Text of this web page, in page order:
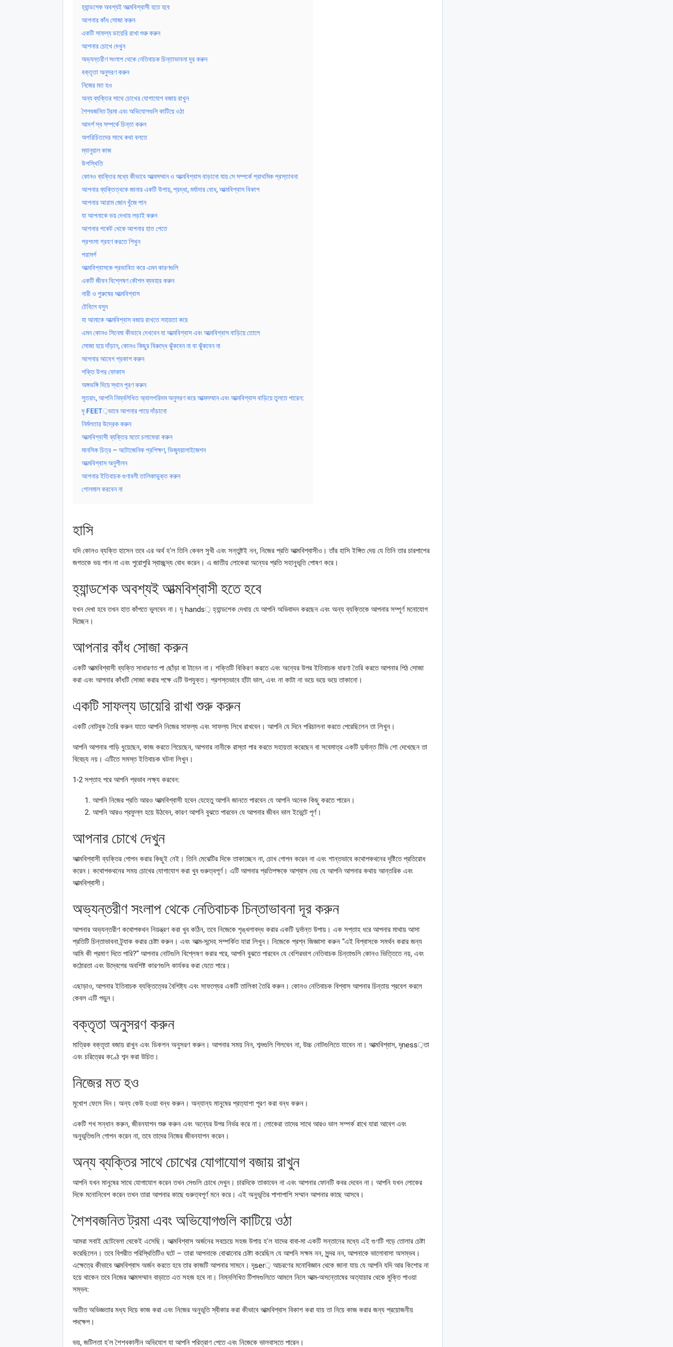
হ্যান্ডশেক অবশ্যই আত্মবিশ্বাসী হতে হবে
আপনার কাঁধ সোজা করুন
একটি সাফল্য ডায়েরি রাখা শুরু করুন
আপনার চোখে দেখুন
অভ্যন্তরীণ সংলাপ থেকে নেতিবাচক চিন্তাভাবনা দূর করুন
বক্তৃতা অনুসরণ করুন
নিজের মত হও
অন্য ব্যক্তির সাথে চোখের যোগাযোগ বজায় রাখুন
শৈশবজনিত ট্রমা এবং অভিযোগগুলি কাটিয়ে ওঠা
আদর্শ স্ব সম্পর্কে চিন্তা করুন
অপরিচিতদের সাথে কথা বলতে
ম্যানুয়াল কাজ
উপস্থিতি
কোনও ব্যক্তির মধ্যে কীভাবে আত্মসম্মান ও আত্মবিশ্বাস বাড়ানো যায় সে সম্পর্কে প্রাথমিক প্রস্তাবনা
আপনার ব্যক্তিত্বকে জানার একটি উপায়, শ্রদ্ধা, মর্যাদার বোধ, আত্মবিশ্বাস বিকাশ
আপনার আরাম জোন খুঁজে পান
যা আপনাকে ভয় দেখায় লড়াই করুন
আপনার পকেট থেকে আপনার হাত পেতে
প্রশংসা গ্রহণ করতে শিখুন
পরামর্শ
আত্মবিশ্বাসকে প্রভাবিত করে এমন কারণগুলি
একটি জীবন বিশ্লেষণ কৌশল ব্যবহার করুন
নারী ও পুরুষের আত্মবিশ্বাস
টেবিলে বসুন
যা আমাকে আত্মবিশ্বাস বজায় রাখতে সহায়তা করে
এমন কোনও সিনেমা কীভাবে দেখবেন যা আত্মবিশ্বাস এবং আত্মবিশ্বাস বাড়িয়ে তোলে
সোজা হয়ে দাঁড়ান, কোনও কিছুর বিরুদ্ধে ঝুঁকবেন না বা ঝুঁকবেন না
আপনার আবেগ প্রকাশ করুন
শক্তি উপর ফোকাস
অঙ্গভঙ্গি দিয়ে স্থান পূরণ করুন
সুতরাং, আপনি নিম্নলিখিত অ্যালগরিদম অনুসরণ করে আত্মসম্মান এবং আত্মবিশ্বাস বাড়িয়ে তুলতে পারেন:
দৃ FEET়ভাবে আপনার পায়ে দাঁড়ানো
নির্মলতার উদ্রেক করুন
আত্মবিশ্বাসী ব্যক্তির মতো চলাফেরা করুন
মানসিক চিত্র – অটোজেনিক প্রশিক্ষণ, ভিজ্যুয়ালাইজেশন
আত্মবিশ্বাস অনুশীলন
আপনার ইতিবাচক গুণাবলী তালিকাভুক্ত করুন
গোলমাল করবেন না
হাসি
যদি কোনও ব্যক্তি হাসেন তবে এর অর্থ হ'ল তিনি কেবল সুখী এবং সন্তুষ্টই নন, নিজের প্রতি আত্মবিশ্বাসীও। তাঁর হাসি ইঙ্গিত দেয় যে তিনি তার চারপাশের
জগতকে ভয় পান না এবং পুরোপুরি স্বাচ্ছন্দ্য বোধ করেন। এ জাতীয় লোকেরা অন্যের প্রতি সহানুভূতি পোষণ করে।
হ্যান্ডশেক অবশ্যই আত্মবিশ্বাসী হতে হবে
যখন দেখা হবে তখন হাত কাঁপতে ভুলবেন না। দৃ hands় হ্যান্ডশেক দেখায় যে আপনি অভিবাদন করছেন এবং অন্য ব্যক্তিকে আপনার সম্পূর্ণ মনোযোগ
দিচ্ছেন।
আপনার কাঁধ সোজা করুন
একটি আত্মবিশ্বাসী ব্যক্তি সাধারণত পা ছোঁড়া বা টানেন না। শক্তিটি বিকিরণ করতে এবং অন্যের উপর ইতিবাচক ধারণা তৈরি করতে আপনার পিঠ সোজা
করা এবং আপনার কাঁধটি সোজা করার পক্ষে এটি উপযুক্ত। প্রশস্তভাবে হাঁটা ভাল, এবং না কাটা না ভয়ে ভয়ে ভয়ে তাকানো।
একটি সাফল্য ডায়েরি রাখা শুরু করুন
একটি নোটবুক তৈরি করুন যাতে আপনি নিজের সাফল্য এবং সাফল্য লিখে রাখবেন। আপনি যে দিনে পরিচালনা করতে পেরেছিলেন তা লিখুন।
আপনি আপনার গাড়ি ধুয়েছেন, কাজ করতে গিয়েছেন, আপনার নানীকে রাস্তা পার করতে সহায়তা করেছেন বা সবেমাত্র একটি দুর্দান্ত টিভি শো দেখেছেন তা
বিবেচ্য নয়। এটিতে সমস্ত ইতিবাচক ঘটনা লিখুন।
1-2 সপ্তাহ পরে আপনি প্রভাব লক্ষ্য করবেন:
আপনি নিজের প্রতি আরও আত্মবিশ্বাসী হবেন যেহেতু আপনি জানতে পারবেন যে আপনি অনেক কিছু করতে পারেন।
আপনি আরও প্রফুল্ল হয়ে উঠবেন, কারণ আপনি বুঝতে পারবেন যে আপনার জীবন ভাল ইভেন্টে পূর্ণ।
আপনার চোখে দেখুন
আত্মবিশ্বাসী ব্যক্তির গোপন করার কিছুই নেই। তিনি মেঝেটির দিকে তাকাচ্ছেন না, চোখ গোপন করেন না এবং শান্তভাবে কথোপকথনের দৃষ্টিতে প্রতিরোধ
করেন। কথোপকথনের সময় চোখের যোগাযোগ করা খুব গুরুত্বপূর্ণ। এটি আপনার প্রতিপক্ষকে আশ্বাস দেয় যে আপনি আপনার কথায় আন্তরিক এবং
আত্মবিশ্বাসী।
অভ্যন্তরীণ সংলাপ থেকে নেতিবাচক চিন্তাভাবনা দূর করুন
আপনার অভ্যন্তরীণ কথোপকথন নিয়ন্ত্রণ করা খুব কঠিন, তবে নিজেকে শৃঙ্খলাবদ্ধ করার একটি দুর্দান্ত উপায়। এক সপ্তাহ ধরে আপনার মাথায় আসা
প্রতিটি চিন্তাভাবনা ট্র্যাক করার চেষ্টা করুন। এবং আত্ম-সন্দেহ সম্পর্কিত যারা লিখুন। নিজেকে প্রশ্ন জিজ্ঞাসা করুন “এই বিশ্বাসকে সমর্থন করার জন্য
আমি কী প্রমাণ দিতে পারি?” আপনার নোটগুলি বিশ্লেষণ করার পরে, আপনি বুঝতে পারবেন যে বেশিরভাগ নেতিবাচক চিন্তাগুলি কোনও ভিত্তিতে নয়, এবং
কঠোরতা এবং উদ্বেগের অবশিষ্ট কারণগুলি কার্যকর করা যেতে পারে।
এছাড়াও, আপনার ইতিবাচক ব্যক্তিত্বের বৈশিষ্ট্য এবং সাফল্যের একটি তালিকা তৈরি করুন। কোনও নেতিবাচক বিশ্বাস আপনার চিন্তায় প্রবেশ করলে
কেবল এটি পড়ুন।
বক্তৃতা অনুসরণ করুন
মাত্রিক বক্তৃতা বজায় রাখুন এবং ডিকশন অনুসরণ করুন। আপনার সময় নিন, শব্দগুলি গিলবেন না, উচ্চ নোটগুলিতে যাবেন না। আত্মবিশ্বাস, দৃness়তা
এবং চরিত্রের কণ্ঠে শব্দ করা উচিত।
নিজের মত হও
মুখোশ ফেলে দিন। অন্য কেউ হওয়া বন্ধ করুন। অন্যান্য মানুষের প্রত্যাশা পূরণ করা বন্ধ করুন।
একটি শখ সন্ধান করুন, জীবনযাপন শুরু করুন এবং অন্যের উপর নির্ভর করে না। লোকেরা তাদের সাথে আরও ভাল সম্পর্ক রাখে যারা আবেগ এবং
অনুভূতিগুলি গোপন করেন না, তবে তাদের নিজের জীবনযাপন করেন।
অন্য ব্যক্তির সাথে চোখের যোগাযোগ বজায় রাখুন
আপনি যখন মানুষের সাথে যোগাযোগ করেন তখন সেগুলি চোখে দেখুন। চারদিকে তাকাবেন না এবং আপনার ফোনটি কবর দেবেন না। আপনি যখন লোকের
দিকে মনোনিবেশ করেন তখন তারা আপনার কাছে গুরুত্বপূর্ণ মনে করে। এই অনুভূতির পাশাপাশি সম্মান আপনার কাছে আসবে।
শৈশবজনিত ট্রমা এবং অভিযোগগুলি কাটিয়ে ওঠা
আমরা সবাই ছোটবেলা থেকেই এসেছি। আত্মবিশ্বাস অর্জনের সবচেয়ে সহজ উপায় হ'ল যাদের বাবা-মা একটি সন্তানের মধ্যে এই গুণটি গড়ে তোলার চেষ্টা
করেছিলেন। তবে বিপরীত পরিস্থিতিটিও ঘটে – তারা আপনাকে বোঝানোর চেষ্টা করেছিল যে আপনি সক্ষম নন, সুন্দর নন, আপনাকে ভালোবাসা অসম্ভব।
এক্ষেত্রে কীভাবে আত্মবিশ্বাস অর্জন করতে হবে তার কাজটি আপনার সামনে। দৃser় আচরণের মনোবিজ্ঞান থেকে জানা যায় যে আপনি যদি আর কিশোর না
হয়ে থাকেন তবে নিজের আত্মসম্মান বাড়াতে এত সহজ হবে না। নিম্নলিখিত টিপসগুলিতে আমলে নিলে আত্ম-অসন্তোষের অত্যাচার থেকে মুক্তি পাওয়া
সম্ভব:
অতীত অভিজ্ঞতার মধ্য দিয়ে কাজ করা এবং নিজের অনুভূতি স্বীকার করা কীভাবে আত্মবিশ্বাস বিকাশ করা যায় তা নিয়ে কাজ করার জন্য প্রয়োজনীয়
পদক্ষেপ।
ভয়, জটিলতা হ'ল শৈশবকালীন অভিযোগ যা আপনি পরিত্রাণ পেতে এবং নিজেকে ভালবাসতে পারেন।